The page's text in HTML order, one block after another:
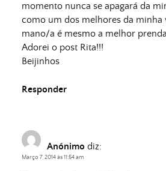
momento nunca se apagará da
como um dos melhores da
mano/a é mesmo a melhor
Adorei o post Rita!!!
Beijinhos
Responder
Anónimo diz:
Março 7, 2014 às 11:54 am